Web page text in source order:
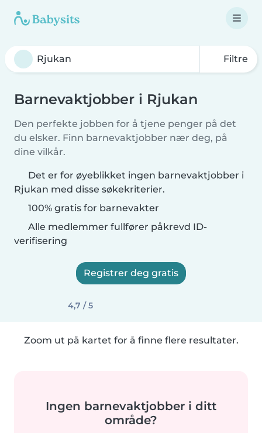
Filtre
Barnevaktjobber i Rjukan
Den perfekte jobben for å tjene penger på det
du elsker. Finn barnevaktjobber nær deg, på
dine vilkår.
Det er for øyeblikket ingen barnevaktjobber i
Rjukan med disse søkekriterier.
100% gratis for barnevakter
Alle medlemmer fullfører påkrevd ID-
verifisering
Registrer deg gratis
4,7 / 5
Zoom ut på kartet for å finne flere resultater.
Ingen barnevaktjobber i ditt
område?